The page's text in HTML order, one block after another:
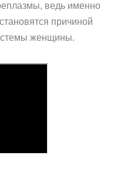
ведь именно
причиной
женщины.